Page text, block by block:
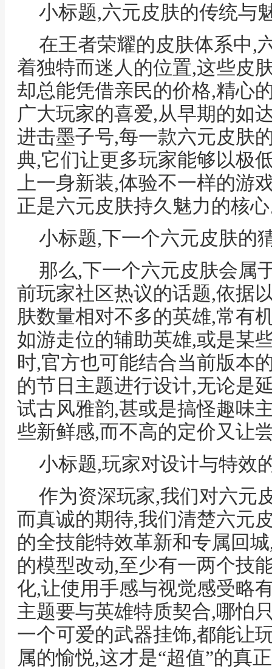
小标题,六元皮肤的传统与
在王者荣耀的皮肤体系中,
着独特而迷人的位置,这些皮
却总能凭借亲民的价格,精心
广大玩家的喜爱,从早期的如
进击墨子号,每一款六元皮肤
典,它们让更多玩家能够以极
上一身新装,体验不一样的游
正是六元皮肤持久魅力的核
小标题,下一个六元皮肤的
那么,下一个六元皮肤会属
前玩家社区热议的话题,依据
肤数量相对不多的英雄,常有
如游走位的辅助英雄,或是某
时,官方也可能结合当前版本
的节日主题进行设计,无论是
试古风雅韵,甚或是搞怪趣味
些新鲜感,而不高的定价又让
小标题,玩家对设计与特效
作为资深玩家,我们对六元
而真诚的期待,我们清楚六元
的全技能特效革新和专属回
的模型改动,至少有一两个技
化,让使用手感与视觉感受略
主题要与英雄特质契合,哪怕
一个可爱的武器挂饰,都能让
属的愉悦,这才是“超值”的真